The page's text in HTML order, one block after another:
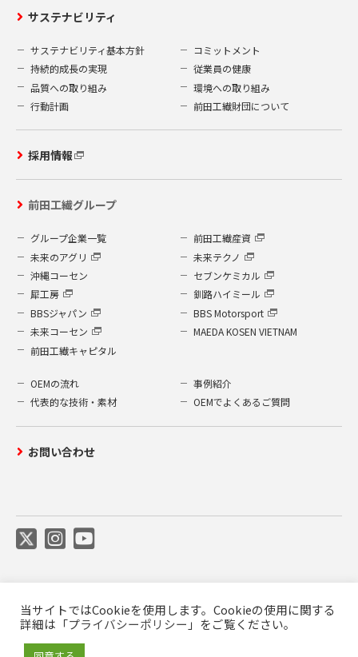
サステナビリティ
サステナビリティ基本方針
コミットメント
持続的成長の実現
従業員の健康
品質への取り組み
環境への取り組み
行動計画
前田工繊財団について
採用情報
前田工繊グループ
グループ企業一覧
前田工繊産資
未来のアグリ
未来テクノ
沖縄コーセン
セブンケミカル
犀工房
釧路ハイミール
BBSジャパン
BBS Motorsport
未来コーセン
MAEDA KOSEN VIETNAM
前田工繊キャピタル
OEMの流れ
事例紹介
代表的な技術・素材
OEMでよくあるご質問
お問い合わせ
ご利用について
プライバシーポリシー
当サイトではCookieを使用します。Cookieの使用に関する
詳細は「プライバシーポリシー 」をご覧ください。